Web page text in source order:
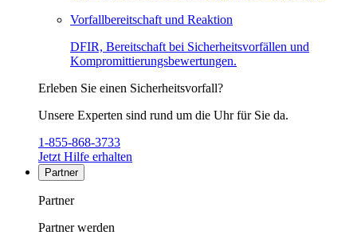
Vorfallbereitschaft und Reaktion
DFIR, Bereitschaft bei Sicherheitsvorfällen und
Kompromittierungsbewertungen.
Erleben Sie einen Sicherheitsvorfall?
Unsere Experten sind rund um die Uhr für Sie da.
1-855-868-3733
Jetzt Hilfe erhalten
Partner
Partner
Partner werden